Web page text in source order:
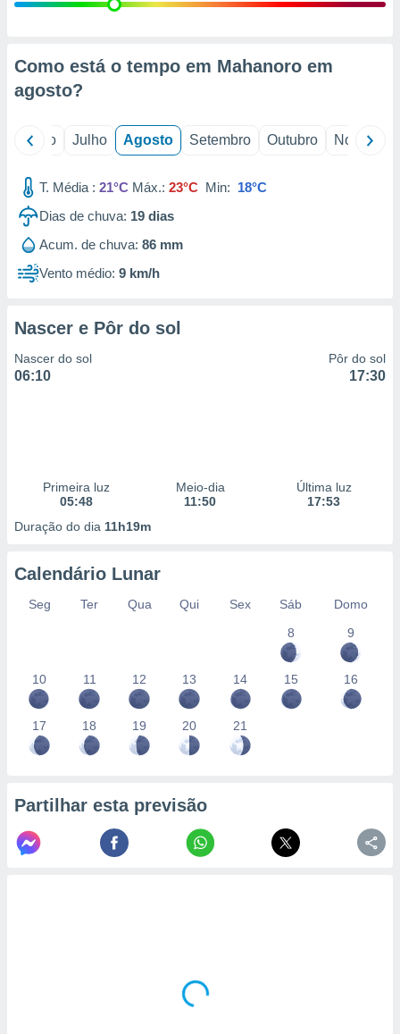
estudos
1199
Como está o tempo em Mahanoro em
agosto?
Junho Julho Agosto Setembro Outubro Novembro
T. Média : 21°C Máx.: 23°C Min: 18°C
Dias de chuva: 19 dias
Acum. de chuva: 86 mm
Vento médio: 9 km/h
Nascer e Pôr do sol
Nascer do sol
06:10
Pôr do sol
17:30
Primeira luz
05:48
Meio-dia
11:50
Última luz
17:53
Duração do dia 11h19m
Calendário Lunar
Seg Ter Qua Qui Sex Sáb
Domo
8
9
10 11 12 13 14 15 16
17 18 19 20 21
Partilhar esta previsão